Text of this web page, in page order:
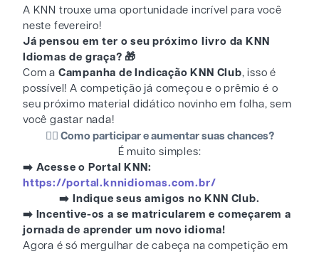
A KNN trouxe uma oportunidade incrível para você
neste fevereiro!
Já pensou em ter o seu próximo livro da KNN
Idiomas de graça? 🎁
Com a Campanha de Indicação KNN Club, isso é
possível! A competição já começou e o prêmio é o
seu próximo material didático novinho em folha, sem
você gastar nada!
👉🏻 Como participar e aumentar suas chances?
É muito simples:
➡️ Acesse o Portal KNN:
https://portal.knnidiomas.com.br/
➡️ Indique seus amigos no KNN Club.
➡️ Incentive-os a se matricularem e começarem a
jornada de aprender um novo idioma!
Agora é só mergulhar de cabeça na competição em